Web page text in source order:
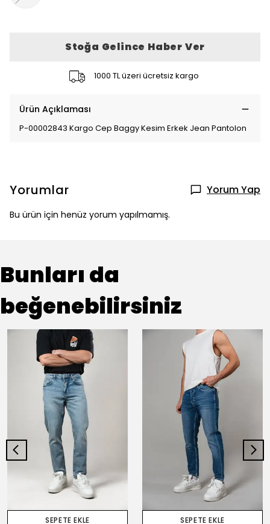
Stoğa Gelince Haber Ver
1000 TL üzeri ücretsiz kargo
Ürün Açıklaması
P-00002843 Kargo Cep Baggy Kesim Erkek Jean Pantolon
Yorumlar Yorum Yap
Bu ürün için henüz yorum yapılmamış.
Bunları da
beğenebilirsiniz
SEPETE EKLE SEPETE EKLE